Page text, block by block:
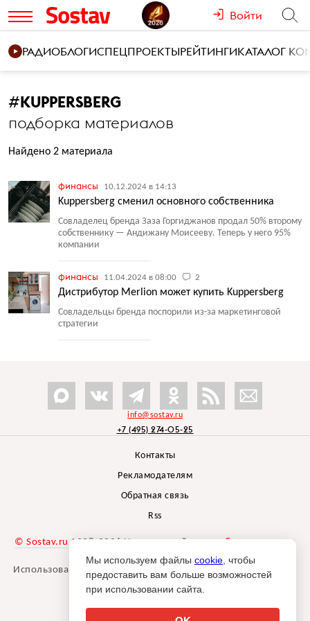
Войти
РАДИОБЛОГИСПЕЦПРОЕКТЫРЕЙТИНГИКАТАЛОГ
#KUPPERSBERG
подборка материалов
Найдено 2 материала
финансы 10.12.2024 в 14:13
Kuppersberg сменил основного собственника
Совладелец бренда Заза Горгиджанов продал 50% второму
собственнику — Андижану Моисееву. Теперь у него 95%
компании
финансы 11.04.2024 в 08:00 2
Дистрибутор Merlion может купить Kuppersberg
Совладельцы бренда поспорили из-за маркетинговой
стратегии
info@sostav.ru
+7 (495) 274-05-25
Контакты
Рекламодателям
Обратная связь
Rss
© Sostav.ru 1998-2026 Независимый проектбрендингового
агентства Depot
Использование материалов Sostav.ru допустимо только при
указании источника.
Мы используем файлы cookie , чтобы
предоставить вам больше возможностей
при использовании сайта.